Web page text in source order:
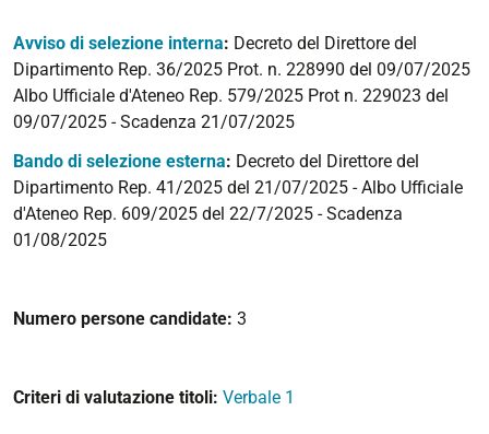
Avviso di selezione interna: Decreto del Direttore del
Dipartimento Rep. 36/2025 Prot. n. 228990 del 09/07/2025
Albo Ufficiale d'Ateneo Rep. 579/2025 Prot n. 229023 del
09/07/2025 - Scadenza 21/07/2025
Bando di selezione esterna: Decreto del Direttore del
Dipartimento Rep. 41/2025 del 21/07/2025 - Albo Ufficiale
d'Ateneo Rep. 609/2025 del 22/7/2025 - Scadenza
01/08/2025
Numero persone candidate: 3
Criteri di valutazione titoli: Verbale 1